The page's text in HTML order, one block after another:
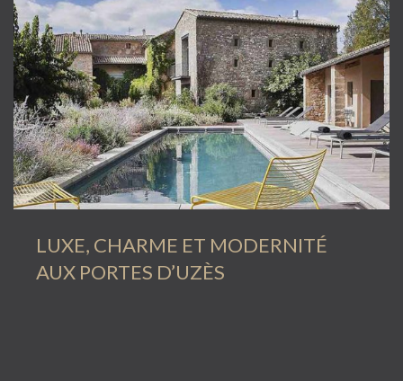
LUXE, CHARME ET MODERNITÉ
AUX PORTES D’UZÈS